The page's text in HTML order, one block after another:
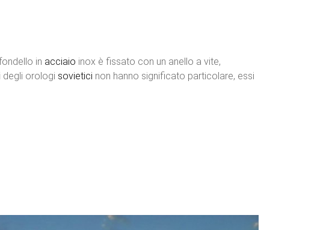
in acciaio inox è fissato con un anello a vite,
degli orologi sovietici non hanno significato particolare, essi